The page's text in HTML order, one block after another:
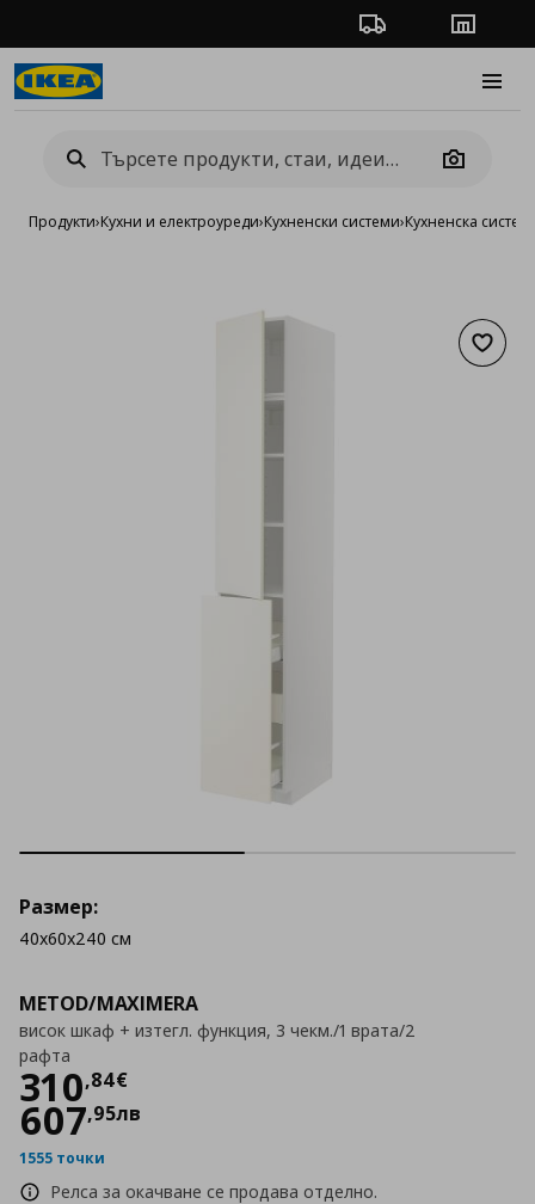
Проследяване на
Camera
Продукти›Кухни и електроуреди›Кухненски системи›Кухненска
METOD/MAXIMERA
висок шкаф + изтегл. функция, 3 чекм./1 врата/2
рафта
310,84€
Цена310,84 €
607,95лв
1555 точки
Релса за окачване се продава отделно.
Размер:
40x60x240 см